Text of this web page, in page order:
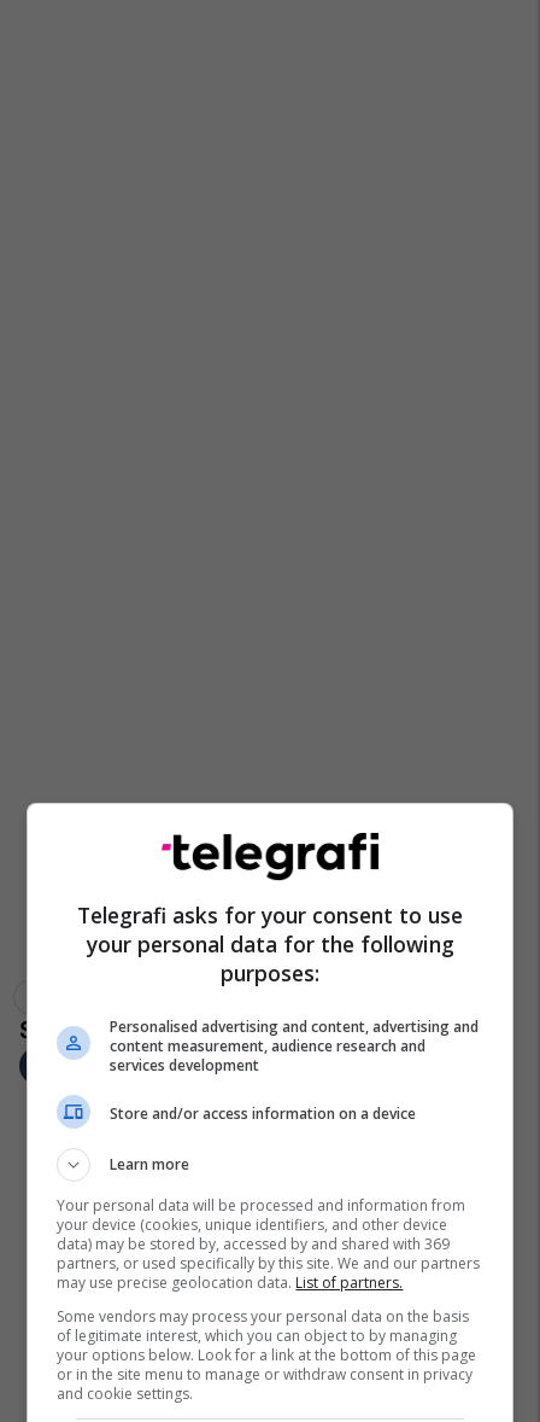
Telegrafi asks for your consent to use
your personal data for the following
purposes:
Personalised advertising and content, advertising and
content measurement, audience research and
services development
Store and/or access information on a device
Learn more
Your personal data will be processed and information from
your device (cookies, unique identifiers, and other device
data) may be stored by, accessed by and shared with 369
partners, or used specifically by this site. We and our partners
may use precise geolocation data. List of partners.
Some vendors may process your personal data on the basis
of legitimate interest, which you can object to by managing
your options below. Look for a link at the bottom of this page
or in the site menu to manage or withdraw consent in privacy
and cookie settings.